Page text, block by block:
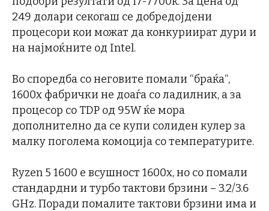
249 долари секогаш се добредојдени
процесори кои можат да конкуриират дури и
на најмоќните од Intel.
Во споредба со неговите помали “браќа“,
1600x фабрички не доаѓа со ладилник, а за
процесор со TDP од 95W ќе мора
дополнително да се купи солиден кулер за
малку поголема комоција со температурите.
Ryzen 5 1600 е всушност 1600x, но со помали
стандардни и турбо тактови брзини – 3.2/3.6
GHz. Поради помалите тактови брзини има и